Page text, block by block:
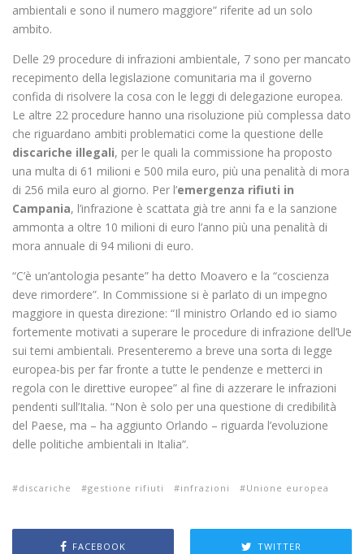
ambientali e sono il numero maggiore” riferite ad un solo
ambito.
Delle 29 procedure di infrazioni ambientale, 7 sono per mancato
recepimento della legislazione comunitaria ma il governo
confida di risolvere la cosa con le leggi di delegazione europea.
Le altre 22 procedure hanno una risoluzione più complessa dato
che riguardano ambiti problematici come la questione delle
discariche illegali, per le quali la commissione ha proposto
una multa di 61 milioni e 500 mila euro, più una penalità di mora
di 256 mila euro al giorno. Per l’emergenza rifiuti in
Campania, l’infrazione è scattata già tre anni fa e la sanzione
ammonta a oltre 10 milioni di euro l’anno più una penalità di
mora annuale di 94 milioni di euro.
“C’è un’antologia pesante” ha detto Moavero e la “coscienza
deve rimordere”. In Commissione si è parlato di un impegno
maggiore in questa direzione: “Il ministro Orlando ed io siamo
fortemente motivati a superare le procedure di infrazione dell’Ue
sui temi ambientali. Presenteremo a breve una sorta di legge
europea-bis per far fronte a tutte le pendenze e metterci in
regola con le direttive europee” al fine di azzerare le infrazioni
pendenti sull’Italia. “Non è solo per una questione di credibilità
del Paese, ma – ha aggiunto Orlando – riguarda l’evoluzione
delle politiche ambientali in Italia“.
discariche gestione rifiuti infrazioni Unione europea
FACEBOOK TWITTER